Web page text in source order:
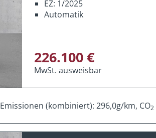
EZ: 1/2025
Automatik
226.100 €
MwSt. ausweisbar
Emissionen (kombiniert): 296,0g/km, CO2